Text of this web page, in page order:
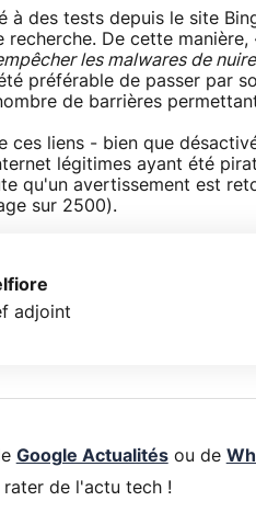
à des tests depuis le site
De cette manière,
les malwares de
préférable de passer par
de barrières
ces liens - bien que
légitimes ayant été
qu'un avertissement est
sur 2500).
adjoint
Google Actualitésou de
rater de l'actu tech !